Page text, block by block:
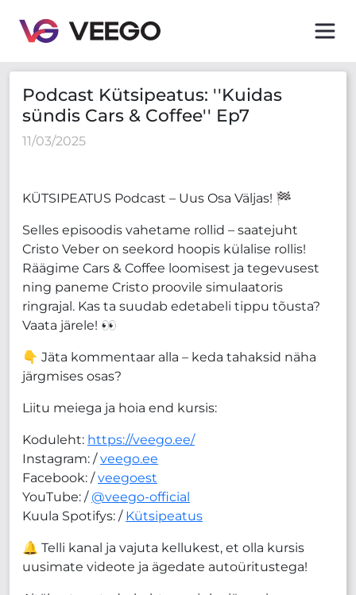
Podcast Kütsipeatus: ''Kuidas sündis Cars & Coffee''
Podcast Kütsipeatus: ''Kuidas
sündis Cars & Coffee'' Ep7
11/03/2025
KÜTSIPEATUS Podcast – Uus Osa Väljas! 🏁
Selles episoodis vahetame rollid – saatejuht
Cristo Veber on seekord hoopis külalise rollis!
Räägime Cars & Coffee loomisest ja tegevusest
ning paneme Cristo proovile simulaatoris
ringrajal. Kas ta suudab edetabeli tippu tõusta?
Vaata järele! 👀
👇 Jäta kommentaar alla – keda tahaksid näha
järgmises osas?
Liitu meiega ja hoia end kursis:
Koduleht: https://veego.ee/
Instagram: /veego.ee
Facebook: /veegoest
YouTube: /@veego-official
Kuula Spotifys: / Kütsipeatus
🔔 Telli kanal ja vajuta kellukest, et olla kursis
uusimate videote ja ägedate autoüritustega!